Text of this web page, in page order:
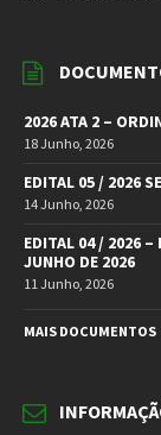
2026 ATA 2 –
18 Junho, 2026
EDITAL 05 / 2026
14 Junho, 2026
EDITAL 04 / 2026 –
JUNHO DE 2026
11 Junho, 2026
MAIS DOCUMENTOS